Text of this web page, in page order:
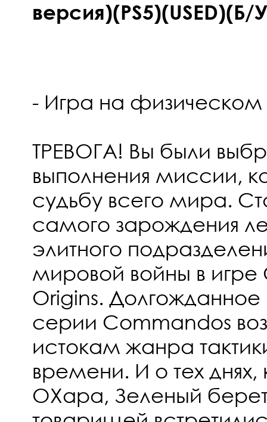
версия)(PS5)(USED)(Б/
- Игра на физическом
ТРЕВОГА! Вы были
выполнения миссии,
судьбу всего мира.
самого зарождения
элитного
мировой войны в
Origins.
серии Commandos
истокам жанра
времени. И о тех днях,
ОХара, Зеленый